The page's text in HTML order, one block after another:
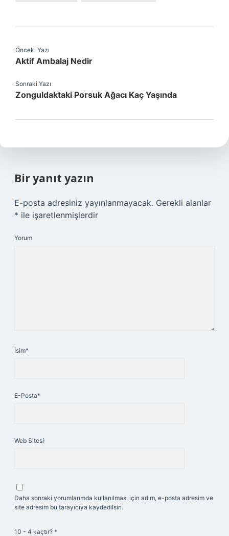
Önceki Yazı
Aktif Ambalaj Nedir
Sonraki Yazı
Zonguldaktaki Porsuk Ağacı Kaç Yaşında
Bir yanıt yazın
E-posta adresiniz yayınlanmayacak. Gerekli alanlar
* ile işaretlenmişlerdir
Yorum
İsim*
E-Posta*
Web Sitesi
Daha sonraki yorumlarımda kullanılması için adım, e-posta adresim ve
site adresim bu tarayıcıya kaydedilsin.
10 - 4 kaçtır? *